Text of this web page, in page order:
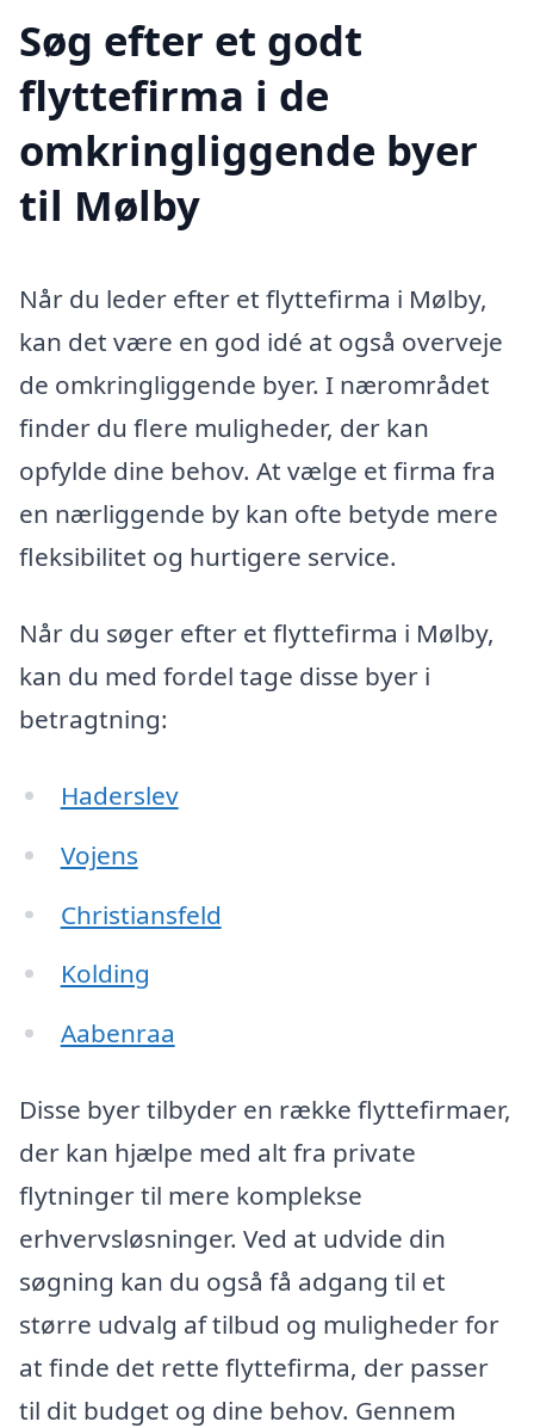
Søg efter et godt
flyttefirma i de
omkringliggende byer
til Mølby
Når du leder efter et flyttefirma i Mølby,
kan det være en god idé at også overveje
de omkringliggende byer. I nærområdet
finder du flere muligheder, der kan
opfylde dine behov. At vælge et firma fra
en nærliggende by kan ofte betyde mere
fleksibilitet og hurtigere service.
Når du søger efter et flyttefirma i Mølby,
kan du med fordel tage disse byer i
betragtning:
Haderslev
Vojens
Christiansfeld
Kolding
Aabenraa
Disse byer tilbyder en række flyttefirmaer,
der kan hjælpe med alt fra private
flytninger til mere komplekse
erhvervsløsninger. Ved at udvide din
søgning kan du også få adgang til et
større udvalg af tilbud og muligheder for
at finde det rette flyttefirma, der passer
til dit budget og dine behov. Gennem